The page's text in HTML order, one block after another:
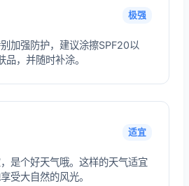
极强
加强防护，建议涂擦SPF20以
品，并随时补涂。
适宜
是个好天气哦。这样的天气适宜
受大自然的风光。